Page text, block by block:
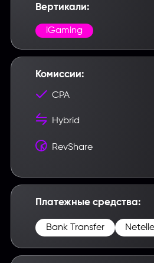
Вертикали:
iGaming
Комиссии:
CPA
Hybrid
RevShare
Платежные средства:
Bank Transfer